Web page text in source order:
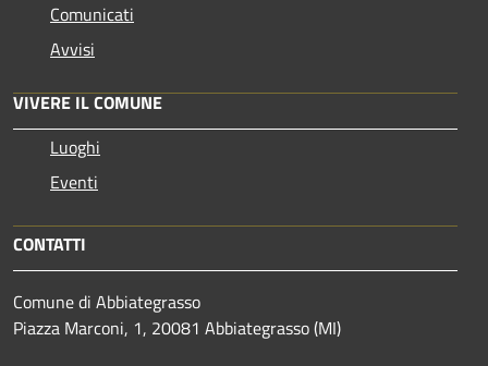
Comunicati
Avvisi
VIVERE IL COMUNE
Luoghi
Eventi
CONTATTI
Comune di Abbiategrasso
Piazza Marconi, 1, 20081 Abbiategrasso (MI)